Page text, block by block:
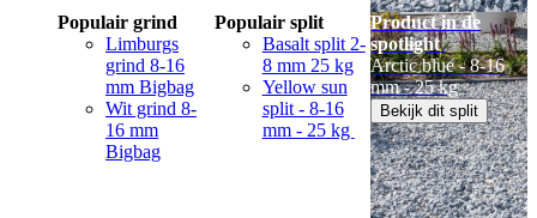
Populair grind
Limburgs
grind 8-16
mm Bigbag
Wit grind 8-
16 mm
Bigbag
Populair split
Basalt split 2-
8 mm 25 kg
Yellow sun
split - 8-16
mm - 25 kg
Product in de
spotlight
Arctic blue - 8-16
mm - 25 kg
Bekijk dit split